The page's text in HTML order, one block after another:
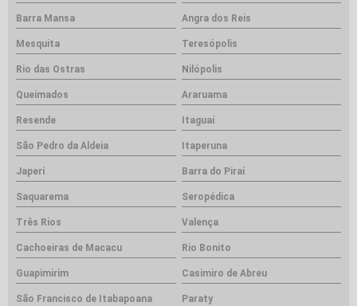
Barra Mansa Angra dos Reis
Mesquita Teresópolis
Rio das Ostras Nilópolis
Queimados Araruama
Resende Itaguaí
São Pedro da Aldeia Itaperuna
Japeri Barra do Piraí
Saquarema Seropédica
Três Rios Valença
Cachoeiras de Macacu Rio Bonito
Guapimirim Casimiro de Abreu
São Francisco de Itabapoana Paraty